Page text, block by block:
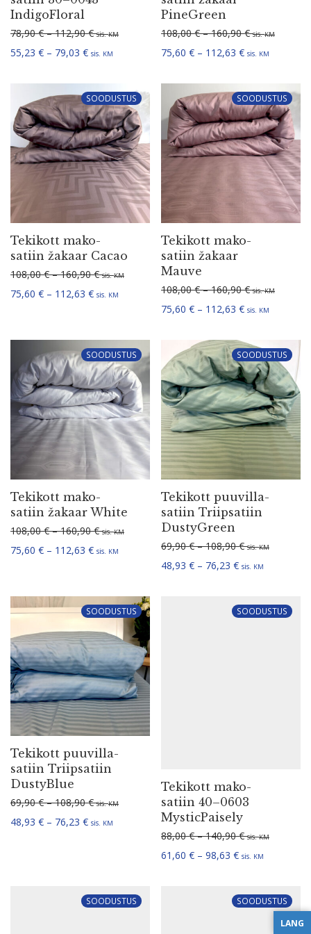
55,23€ – 79,03€ Hinna­va­hemik: 55,23 € kuni 79,03 €
75,60€ – 112,63
Tekikott mako-
satiin žakaar Cacao
108,00€ – 160,90€Hinna­va­hemik: 108,00 € kuni 160,90 €
75,60€ – 112,63 €Hinna­va­hemik: 75,60 € kuni 112,63 €
sis.KM
Tekikott mako-
satiin žakaar
Mauve
108,00 € – 160,90
75,60€ –
Tekikott mako-
satiin žakaar White
108,00€ – 160,90€Hinna­va­hemik: 108,00 € kuni 160,90 €
75,60€ – 112,63 €Hinna­va­hemik: 75,60 € kuni 112,63 €
sis.KM
Tekikott puuvil­la­
satiin Triip­satiin
DustyGreen
69,90€ – 108,90€ sis.KM
48,93€ – 76,23€
Tekikott puuvil­la­
satiin Triip­satiin
DustyBlue
69,90€ – 108,90€Hinna­va­hemik: 69,90 € kuni 108,90 €
sis.KM
48,93€ – 76,23 Hinna­va­hemik: 48,93 € kuni 76,23 €
61,60€ – 98,63€Hinna­va­hemik:
sis.
SOODUSTUS
LANG